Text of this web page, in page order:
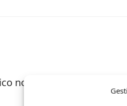
no será publicada.